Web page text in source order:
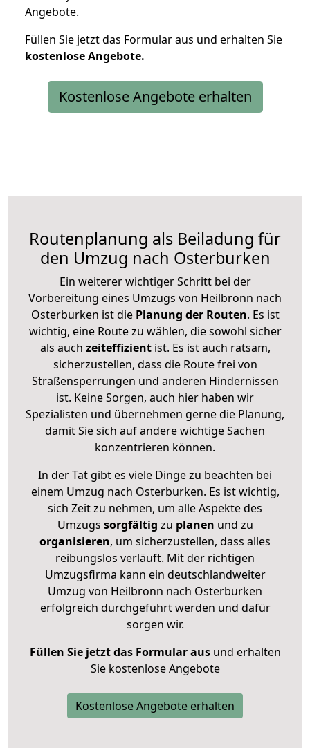
Angebote.
Füllen Sie jetzt das Formular aus und erhalten Sie
kostenloseAngebote.
Kostenlose Angebote erhalten
Routenplanung als Beiladung für
den Umzug nach Osterburken
Ein weiterer wichtiger Schritt bei der
Vorbereitung eines Umzugs von Heilbronn nach
Osterburken ist diePlanung der Routen. Es ist
wichtig, eine Route zu wählen, die sowohl sicher
als auch zeiteffizientist. Es ist auch ratsam,
sicherzustellen, dass die Route frei von
Straßensperrungen und anderen Hindernissen
ist. Keine Sorgen, auch hier haben wir
Spezialisten und übernehmen gerne die Planung,
damit Sie sich auf andere wichtige Sachen
konzentrieren können.
In der Tat gibt es viele Dinge zu beachten bei
einem Umzug nach Osterburken. Es ist wichtig,
sich Zeit zu nehmen, um alle Aspekte des
Umzugs sorgfältig zu planen und zu
organisieren, um sicherzustellen, dass alles
reibungslos verläuft. Mit der richtigen
Umzugsfirma kann ein deutschlandweiter
Umzug von Heilbronn nach Osterburken
erfolgreich durchgeführt werden und dafür
sorgen wir.
Füllen Sie jetzt das Formular ausund erhalten
Sie kostenlose Angebote
Kostenlose Angebote erhalten